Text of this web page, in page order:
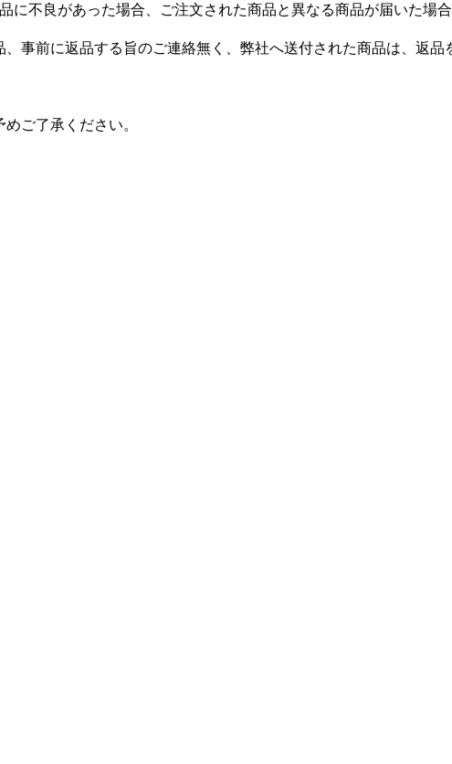
に不良があった場合、ご注文された商品と異なる商品が届いた場
事前に返品する旨のご連絡無く、弊社へ送付された商品は、返
ご了承ください。